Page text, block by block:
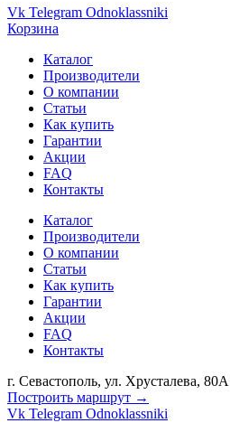
Vk Telegram Odnoklassniki
Корзина
Каталог
Производители
О компании
Статьи
Как купить
Гарантии
Акции
FAQ
Контакты
Каталог
Производители
О компании
Статьи
Как купить
Гарантии
Акции
FAQ
Контакты
г. Севастополь, ул. Хрусталева, 80А
Построить маршрут →
Vk Telegram Odnoklassniki